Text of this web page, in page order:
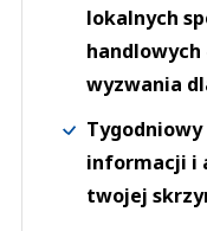
lokalnych
wyzwania
informacji i
twojej